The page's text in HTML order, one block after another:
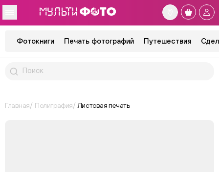
Фотокниги Печать фотографий Путешествия
Главная Полиграфия Листовая печать